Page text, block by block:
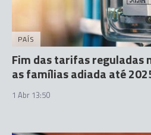
PAÍS
Fim das tarifas reguladas
as famílias adiada até
1 Abr 13:50